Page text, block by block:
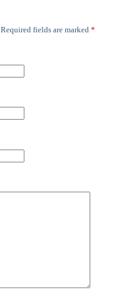
Required fields are marked *